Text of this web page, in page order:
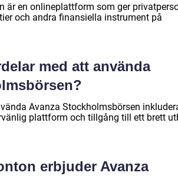
är en onlineplattform som ger
och andra finansiella instrument på
med att använda
Avanza Stockholmsbörsen
plattform och tillgång till ett brett
erbjuder Avanza